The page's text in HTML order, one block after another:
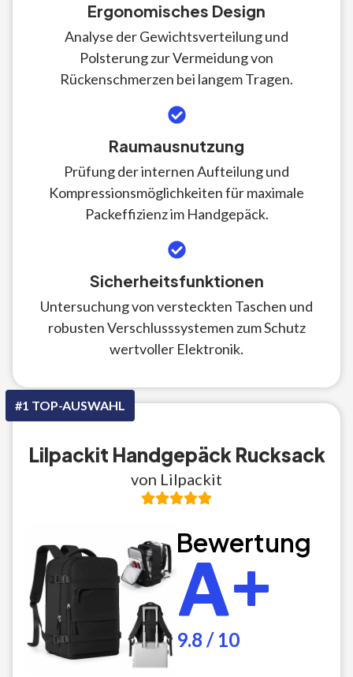
Ergonomisches Design
Analyse der Gewichtsverteilung und
Polsterung zur Vermeidung von
Rückenschmerzen bei langem Tragen.
Raumausnutzung
Prüfung der internen Aufteilung und
Kompressionsmöglichkeiten für maximale
Packeffizienz im Handgepäck.
Sicherheitsfunktionen
Untersuchung von versteckten Taschen und
robusten Verschlusssystemen zum Schutz
wertvoller Elektronik.
#1 TOP-AUSWAHL
Lilpackit Handgepäck Rucksack
von Lilpackit
Bewertung
A+
9.8 / 10